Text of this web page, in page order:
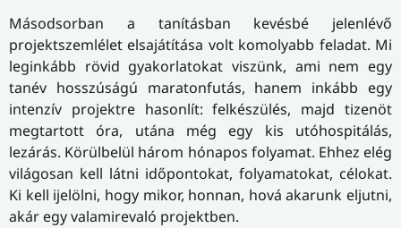
Másodsorban a tanításban kevésbé jelenlévő
projektszemlélet elsajátítása volt komolyabb feladat. Mi
leginkább rövid gyakorlatokat viszünk, ami nem egy
tanév hosszúságú maratonfutás, hanem inkább egy
intenzív projektre hasonlít: felkészülés, majd tizenöt
megtartott óra, utána még egy kis utóhospitálás,
lezárás. Körülbelül három hónapos folyamat. Ehhez elég
világosan kell látni időpontokat, folyamatokat, célokat.
Ki kell ijelölni, hogy mikor, honnan, hová akarunk eljutni,
akár egy valamirevaló projektben.